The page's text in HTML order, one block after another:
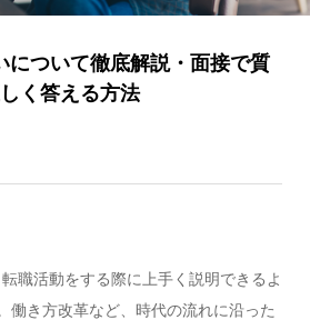
について徹底解説・面接で質
く答える方法
職活動をする際に上手く説明できるよ
働き方改革など、時代の流れに沿った